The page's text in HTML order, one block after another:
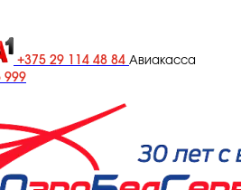
+375 29 114 48 84 Авиакасса
999